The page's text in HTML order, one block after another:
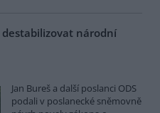
destabilizovat národní
Jan Bureš a další poslanci ODS
podali v poslanecké sněmovně